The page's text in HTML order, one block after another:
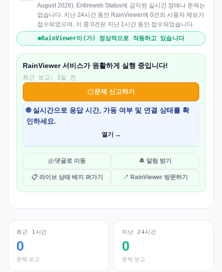
August 2026). Entireweb Status에 감지된 실시간 장애나 문제는
없습니다. 지난 24시간 동안 RainViewer에 0건의 사용자 제보가
접수되었으며, 이 중 0건은 지난 1시간 동안 접수되었습니다.
RainViewer이(가) 정상적으로 작동하고 있습니다
RainViewer 서비스가 원활하게 실행 중입니다!
최근 보고: 1일 전
문제 신고하기
🌐 실시간으로 응답 시간, 가동 여부 및 연결 상태를 확
인하세요.
열기 →
댓글로 이동 🔔 알림 받기
📋 라이브 상태 배지 퍼가기 ↗ RainViewer 방문하기
최근 1시간
0
문제 보고
지난 24시간
0
문제 보고